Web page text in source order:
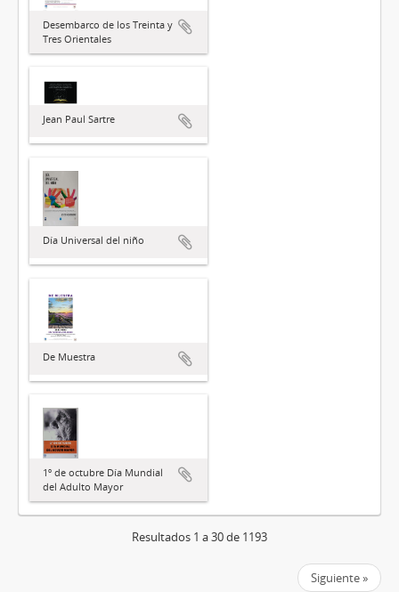
Desembarco de los Treinta y
Tres Orientales
Jean Paul Sartre
Día Universal del niño
De Muestra
1º de octubre Día Mundial
del Adulto Mayor
Resultados 1 a 30 de 1193
Siguiente »